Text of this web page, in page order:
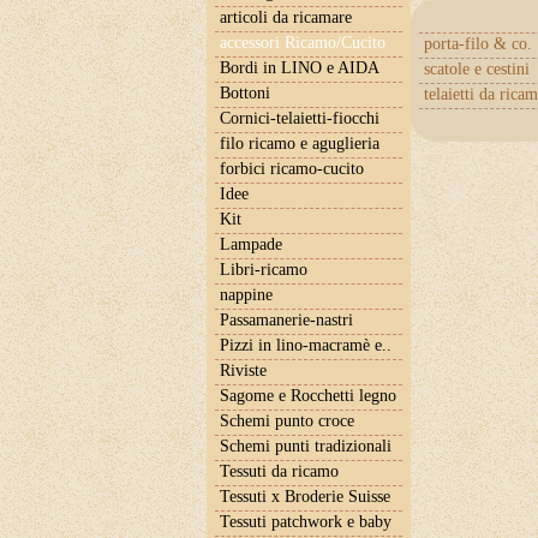
articoli da ricamare
accessori Ricamo/Cucito
porta-filo & co.
scatole e cestini
telaietti da
Bordi in LINO e AIDA
Bottoni
Cornici-telaietti-fiocchi
filo ricamo e aguglieria
forbici ricamo-cucito
Idee
Kit
Lampade
Libri-ricamo
nappine
Passamanerie-nastri
Pizzi in lino-macramè e..
Riviste
Sagome e Rocchetti legno
Schemi punto croce
Schemi punti tradizionali
Tessuti da ricamo
Tessuti x Broderie Suisse
Tessuti patchwork e baby